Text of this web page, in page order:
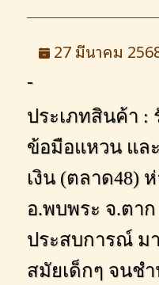
27 มีนาคม
-
ประเภทสินค้า :
ข้อมือแหวน แล
เงิน (ตลาด48)
อ.พบพระ จ.ตา
ประสบการณ์ ม
สมัยเด็กๆ จนช